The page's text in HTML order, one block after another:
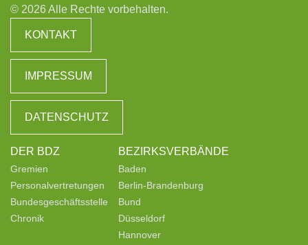
© 2026 Alle Rechte vorbehalten.
KONTAKT
IMPRESSUM
DATENSCHUTZ
DER BDZ
Gremien
Personalvertretungen
Bundesgeschäftsstelle
Chronik
BEZIRKSVERBÄNDE
Baden
Berlin-Brandenburg
Bund
Düsseldorf
Hannover